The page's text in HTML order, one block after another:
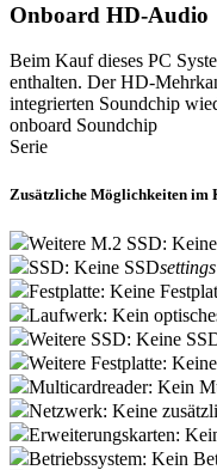
Onboard HD-Audio
Beim Kauf dieses PC
enthalten. Der HD-
integrierten Soundchip
onboard Soundchip
Serie
Zusätzliche Möglichkeiten im
Weitere M.2 SSD:
SSD: Keine SSDsettings
Festplatte: Keine
Laufwerk: Kein
Weitere SSD: Keine
Weitere Festplatte:
Multicardreader: Kein
Netzwerk: Keine
Erweiterungskarten:
Betriebssystem: Kein